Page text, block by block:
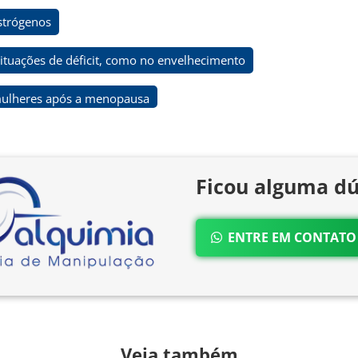
de déficit, como no envelhecimento
após a menopausa
Ficou alguma
ENTRE EM